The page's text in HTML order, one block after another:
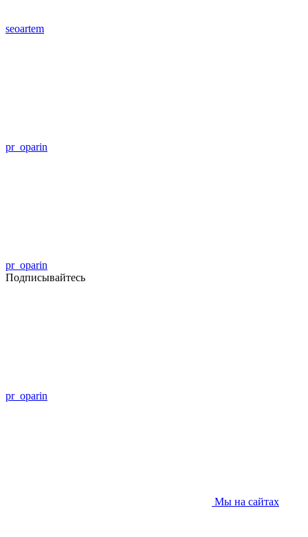
seoartem
pr_oparin
pr_oparin
Подписывайтесь
pr_oparin
Мы на сайтах